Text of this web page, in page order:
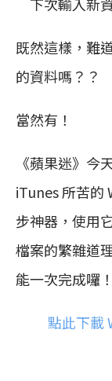
既然這樣，難
的資料嗎？？
當然有！
《蘋果迷》今
iTunes 所苦的
步神器，使用
檔案的繁雜道
能一次完成囉！
點此下載